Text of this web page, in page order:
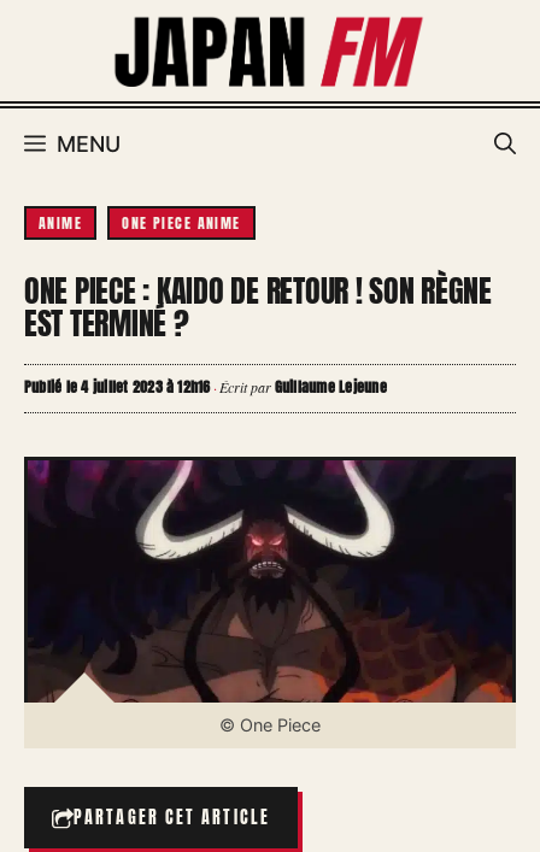
MENU
ANIME ONE PIECE ANIME
ONE PIECE : KAIDO DE RETOUR ! SON RÈGNE
EST TERMINÉ ?
Publié le 4 juillet 2023 à 12h16 · Écrit parGuillaume Lejeune
© One Piece
PARTAGER CET ARTICLE